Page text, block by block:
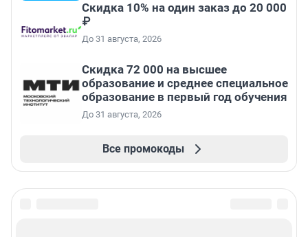
Скидка 10% на один заказ до 20 000
₽
До 31 августа, 2026
Скидка 72 000 на высшее
образование и среднее специальное
образование в первый год обучения
До 31 августа, 2026
Все промокоды